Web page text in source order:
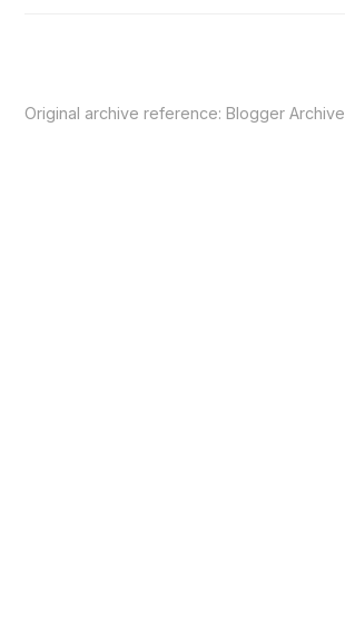
Original archive reference:Blogger Archive